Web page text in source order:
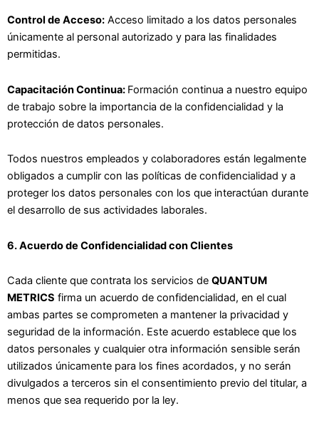
Control de Acceso: Acceso limitado a los datos personales
únicamente al personal autorizado y para las finalidades
permitidas.
Capacitación Continua: Formación continua a nuestro equipo
de trabajo sobre la importancia de la confidencialidad y la
protección de datos personales.
Todos nuestros empleados y colaboradores están legalmente
obligados a cumplir con las políticas de confidencialidad y a
proteger los datos personales con los que interactúan durante
el desarrollo de sus actividades laborales.
6. Acuerdo de Confidencialidad con Clientes
Cada cliente que contrata los servicios de QUANTUM
METRICS firma un acuerdo de confidencialidad, en el cual
ambas partes se comprometen a mantener la privacidad y
seguridad de la información. Este acuerdo establece que los
datos personales y cualquier otra información sensible serán
utilizados únicamente para los fines acordados, y no serán
divulgados a terceros sin el consentimiento previo del titular, a
menos que sea requerido por la ley.